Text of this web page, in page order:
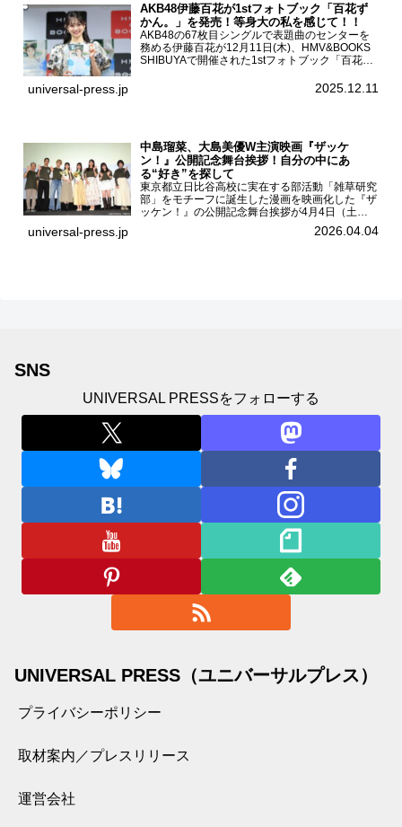
AKB48伊藤百花が1stフォトブック「百花ず
かん。」を発売！等身大の私を感じて！！
AKB48の67枚目シングルで表題曲のセンターを
務める伊藤百花が12月11日(木)、HMV&BOOKS
SHIBUYAで開催された1stフォトブック「百花ず
した。AKB48伊藤百花1stフォトブッ...
universal-press.jp 2025.12.11
中島瑠菜、大島美優W主演映画『ザッケ
ン！』公開記念舞台挨拶！自分の中にあ
る“好き”を探して
東京都立日比谷高校に実在する部活動「雑草研究
部」をモチーフに誕生した漫画を映画化した『ザ
ッケン！』の公開記念舞台挨拶が4月4日（土）
ユナイテッドシネマお台場で開催され、出演者の
中島瑠菜、大島美優、八神遼介（ICEx）、阿佐
universal-press.jp 2026.04.04
SNS
UNIVERSAL PRESSをフォローする
UNIVERSAL PRESS（ユニバーサルプレス）
プライバシーポリシー
取材案内／プレスリリース
運営会社